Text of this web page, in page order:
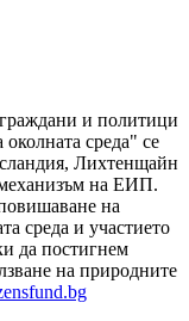
и политици
среда" се
Лихтенщайн
на ЕИП.
на
среда и участието
да постигнем
на природните